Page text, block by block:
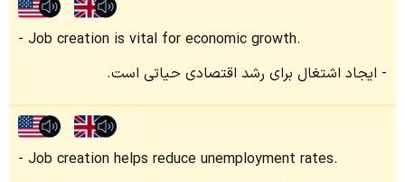
Job creation is vital for economic growth.
ایجاد اشتغال برای رشد اقتصادی حیاتی است.
Job creation helps reduce unemployment rates.